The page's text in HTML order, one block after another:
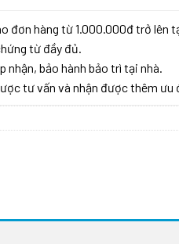
đơn hàng từ 1.000.000đ trở lên
từ đầy đủ.
nhận, bảo hành bảo trì tại nhà.
tư vấn và nhận được thêm ưu